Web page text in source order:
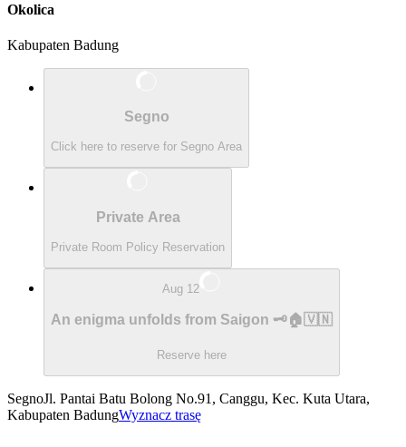
Okolica
Kabupaten Badung
Segno
Click here to reserve for Segno Area
Private Area
Private Room Policy Reservation
Aug 12
An enigma unfolds from Saigon 🗝️🏠🇻🇳
Reserve here
SegnoJl. Pantai Batu Bolong No.91, Canggu, Kec. Kuta Utara,
Kabupaten BadungWyznacz trasę